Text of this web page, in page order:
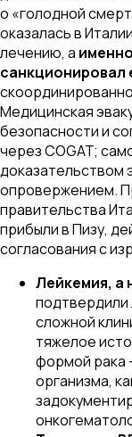
о «голодной
оказалась в
лечению, а
санкционировал
Медицинская
безопасности и
через COGAT;
доказательством
опровержением.
правительства
прибыли в Пизу,
согласования с
Лейкемия, а
подтвердили
сложной
тяжелое
формой рака
организма,